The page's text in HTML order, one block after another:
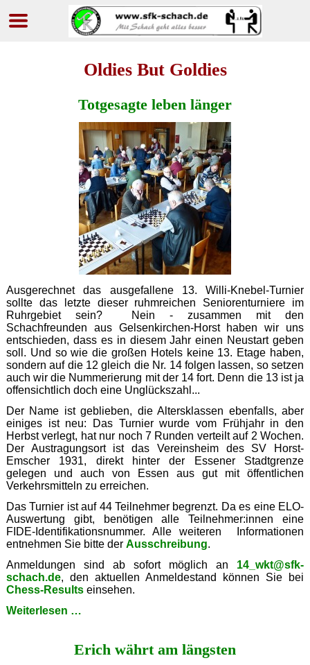
Oldies But Goldies
Totgesagte leben länger
Ausgerechnet das ausgefallene 13. Willi-Knebel-Turnier
sollte das letzte dieser ruhmreichen Seniorenturniere im
Ruhrgebiet sein? Nein - zusammen mit den
Schachfreunden aus Gelsenkirchen-Horst haben wir uns
entschieden, dass es in diesem Jahr einen Neustart geben
soll. Und so wie die großen Hotels keine 13. Etage haben,
sondern auf die 12 gleich die Nr. 14 folgen lassen, so setzen
auch wir die Nummerierung mit der 14 fort. Denn die 13 ist ja
offensichtlich doch eine Unglückszahl...
Der Name ist geblieben, die Altersklassen ebenfalls, aber
einiges ist neu: Das Turnier wurde vom Frühjahr in den
Herbst verlegt, hat nur noch 7 Runden verteilt auf 2 Wochen.
Der Austragungsort ist das Vereinsheim des SV Horst-
Emscher 1931, direkt hinter der Essener Stadtgrenze
gelegen und auch von Essen aus gut mit öffentlichen
Verkehrsmitteln zu erreichen.
Das Turnier ist auf 44 Teilnehmer begrenzt. Da es eine ELO-
Auswertung gibt, benötigen alle Teilnehmer:innen eine
FIDE-Identifikationsnummer. Alle weiteren Informationen
entnehmen Sie bitte der Ausschreibung.
Anmeldungen sind ab sofort möglich an 14_wkt@sfk-
schach.de, den aktuellen Anmeldestand können Sie bei
Chess-Resultseinsehen.
Weiterlesen …
Erich währt am längsten